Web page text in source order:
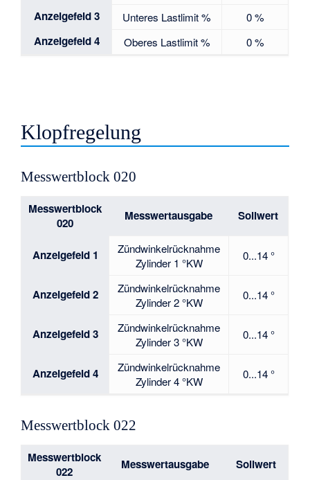
Anzeigefeld 3 Unteres Lastlimit % 0 %
Anzeigefeld 4 Oberes Lastlimit % 0 %
Klopfregelung
Messwertblock 020
Messwertblock
020
Messwertausgabe Sollwert
Anzeigefeld 1
Zündwinkelrücknahme
Zylinder 1 °KW
0...14 °
Anzeigefeld 2
Zündwinkelrücknahme
Zylinder 2 °KW
0...14 °
Anzeigefeld 3
Zündwinkelrücknahme
Zylinder 3 °KW
0...14 °
Anzeigefeld 4
Zündwinkelrücknahme
Zylinder 4 °KW
0...14 °
Messwertblock 022
Messwertblock
022
Messwertausgabe Sollwert